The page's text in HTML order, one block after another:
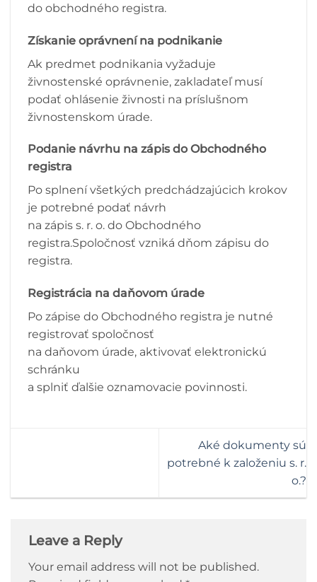
do obchodného registra.
Získanie oprávnení na podnikanie
Ak predmet podnikania vyžaduje
živnostenské oprávnenie, zakladateľ musí
podať ohlásenie živnosti na príslušnom
živnostenskom úrade.
Podanie návrhu na zápis do Obchodného
registra
Po splnení všetkých predchádzajúcich krokov
je potrebné podať návrh
na zápis s. r. o. do Obchodného
registra.Spoločnosť vzniká dňom zápisu do
registra.
Registrácia na daňovom úrade
Po zápise do Obchodného registra je nutné
registrovať spoločnosť
na daňovom úrade, aktivovať elektronickú
schránku
a splniť ďalšie oznamovacie povinnosti.
Aké dokumenty sú
potrebné k založeniu s. r.
o.?
Leave a Reply
Your email address will not be published.